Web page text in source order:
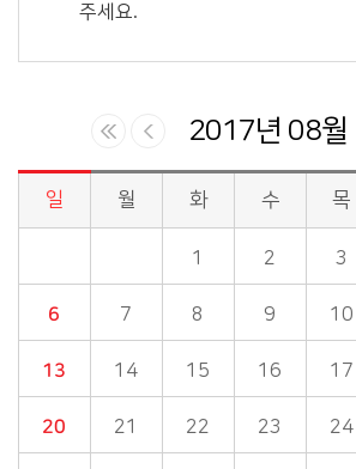
주세요.
2017년 08월
시정소식>시정 캘린더 게시판의 (2017년 08월) 달력형태로 일정명, 일정내용을 제공합니다.
일 월 화 수 목
1 2 3
6 7 8 9 10
13 14 15 16 17
20 21 22 23 24